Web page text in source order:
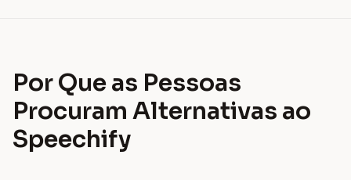
Por Que as Pessoas
Procuram Alternativas ao
Speechify